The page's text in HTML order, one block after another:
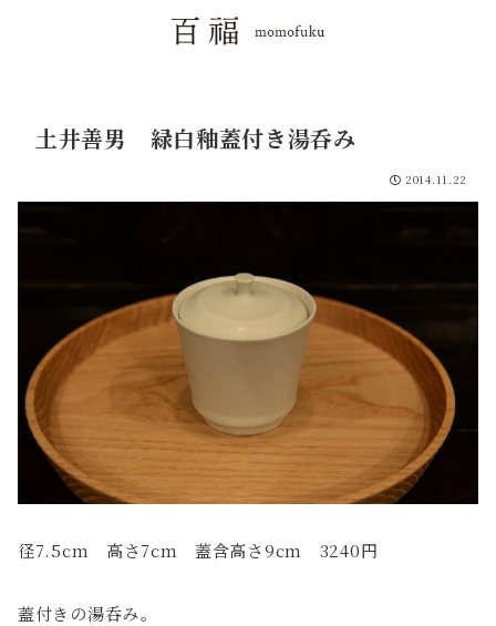
土井善男 緑白釉蓋付き湯呑み
2014.11.22
径7.5cm 高さ7cm 蓋含高さ9cm 3240円
蓋付きの湯呑み。